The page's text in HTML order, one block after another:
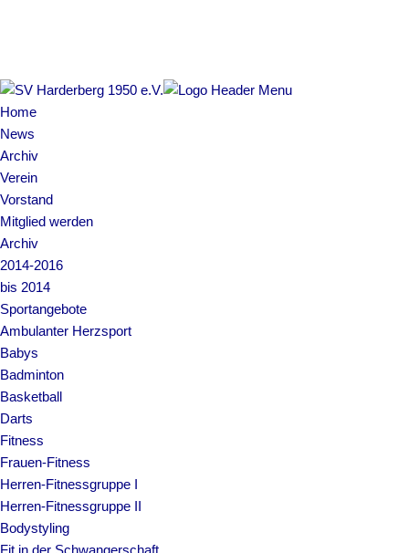
Home
News
Archiv
Verein
Vorstand
Mitglied werden
Archiv
2014-2016
bis 2014
Sportangebote
Ambulanter Herzsport
Babys
Badminton
Basketball
Darts
Fitness
Frauen-Fitness
Herren-Fitnessgruppe I
Herren-Fitnessgruppe II
Bodystyling